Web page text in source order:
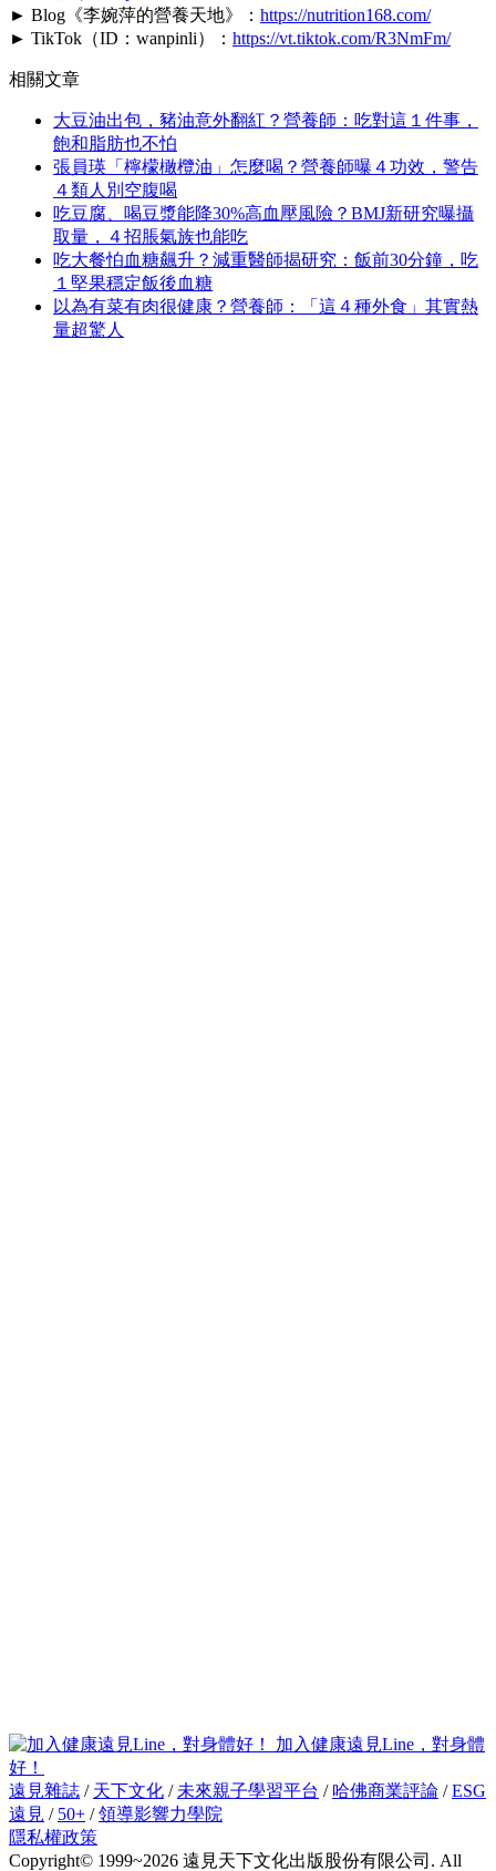
► Blog《李婉萍的營養天地》： https://nutrition168.com/
► TikTok（ID：wanpinli）： https://vt.tiktok.com/R3NmFm/
相關文章
大豆油出包，豬油意外翻紅？營養師：吃對這１件事，
飽和脂肪也不怕
張員瑛「檸檬橄欖油」怎麼喝？營養師曝４功效，警告
４類人別空腹喝
吃豆腐、喝豆漿能降30%高血壓風險？BMJ新研究曝攝
取量，４招脹氣族也能吃
吃大餐怕血糖飆升？減重醫師揭研究：飯前30分鐘，吃
１堅果穩定飯後血糖
以為有菜有肉很健康？營養師：「這４種外食」其實熱
量超驚人
加入健康遠見Line，對身體
好！
遠見雜誌 / 天下文化 / 未來親子學習平台 / 哈佛商業評論 /ESG
遠見 / 50+ /領導影響力學院
隱私權政策
Copyright© 1999~2026 遠見天下文化出版股份有限公司. All